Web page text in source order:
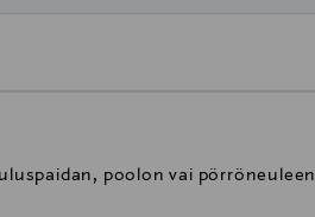
poolon vai pörröneuleen